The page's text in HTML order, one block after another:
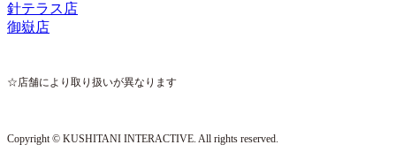
針テラス店
御嶽店
☆店舗により取り扱いが異なります
Copyright © KUSHITANI INTERACTIVE. All rights reserved.